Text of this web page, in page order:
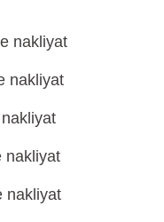
nakliyat
nakliyat
nakliyat
nakliyat